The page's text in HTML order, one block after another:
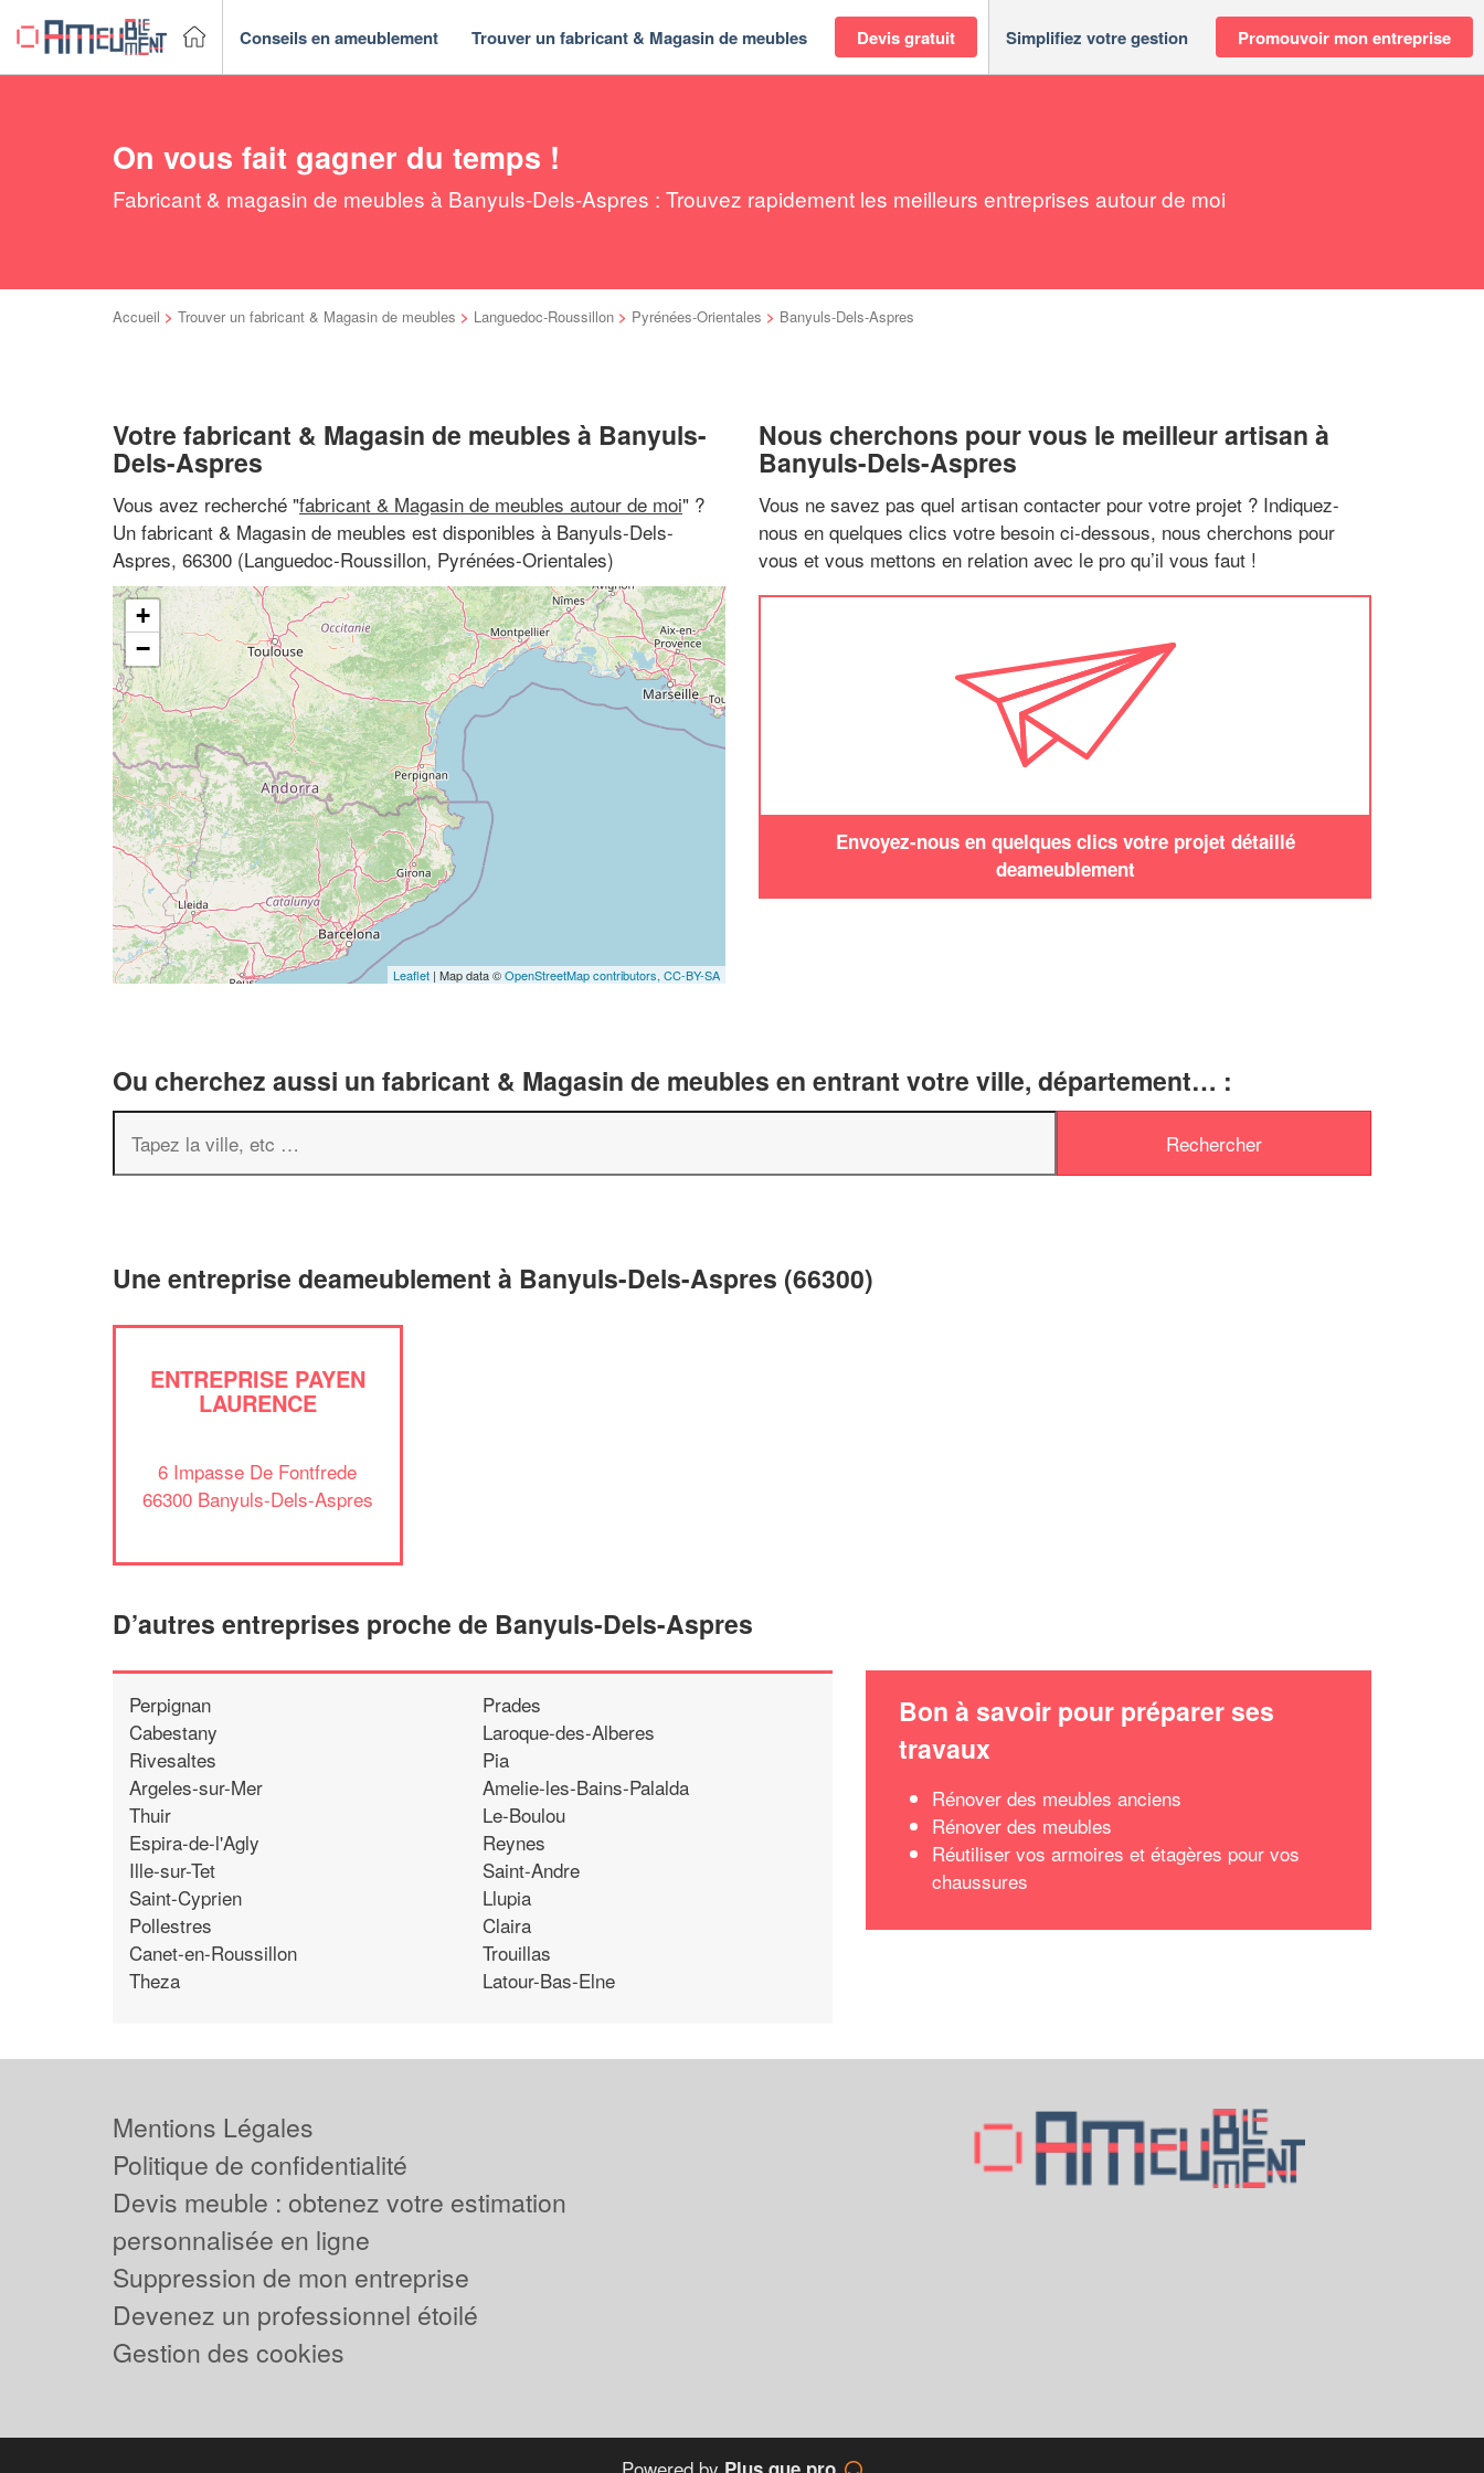
Conseils en ameublement Trouver un fabricant & Magasin de meubles Devis gratuit Simplifiez votre gestion Promouvoir mon entreprise
On vous fait gagner du temps !
Fabricant & magasin de meubles à Banyuls-Dels-Aspres : Trouvez rapidement les meilleurs entreprises autour de moi
Accueil > Trouver un fabricant & Magasin de meubles > Languedoc-Roussillon > Pyrénées-Orientales > Banyuls-Dels-Aspres
Votre fabricant & Magasin de meubles à Banyuls-
Dels-Aspres
Vous avez recherché "fabricant & Magasin de meubles autour de moi" ?
Un fabricant & Magasin de meubles est disponibles à Banyuls-Dels-
Aspres, 66300 (Languedoc-Roussillon, Pyrénées-Orientales)
+
−
Leaflet | Map data ©OpenStreetMap contributors, CC-BY-SA
Nous cherchons pour vous le meilleur artisan à
Banyuls-Dels-Aspres
Vous ne savez pas quel artisan contacter pour votre projet ? Indiquez-
nous en quelques clics votre besoin ci-dessous, nous cherchons pour
vous et vous mettons en relation avec le pro qu’il vous faut !
Envoyez-nous en quelques clics votre projet détaillé
deameublement
Ou cherchez aussi un fabricant & Magasin de meubles en entrant votre ville, département… :
Une entreprise deameublement à Banyuls-Dels-Aspres (66300)
ENTREPRISE PAYEN
LAURENCE
6 Impasse De Fontfrede
66300 Banyuls-Dels-Aspres
D’autres entreprises proche de Banyuls-Dels-Aspres
Perpignan
Cabestany
Rivesaltes
Argeles-sur-Mer
Thuir
Espira-de-l'Agly
Ille-sur-Tet
Saint-Cyprien
Pollestres
Canet-en-Roussillon
Theza
Prades
Laroque-des-Alberes
Pia
Amelie-les-Bains-Palalda
Le-Boulou
Reynes
Saint-Andre
Llupia
Claira
Trouillas
Latour-Bas-Elne
Bon à savoir pour préparer ses
travaux
Rénover des meubles anciens
Rénover des meubles
Réutiliser vos armoires et étagères pour vos
chaussures
✕
Vous êtes un
professionnel ?
Mentions Légales
Politique de confidentialité
Devis meuble : obtenez votre estimation
personnalisée en ligne
Suppression de mon entreprise
Devenez un professionnel étoilé
Gestion des cookies